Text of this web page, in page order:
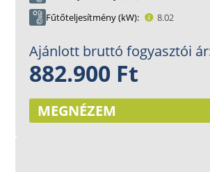
Fűtőteljesítmény (kW)
8.02
Ajánlott bruttó fogyasztói
882.900 Ft
MEGNÉZEM